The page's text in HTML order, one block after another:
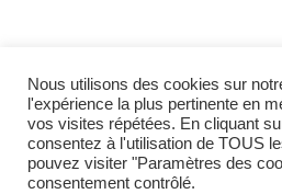
Nous utilisons des cookies sur
l'expérience la plus pertinente en
vos visites répétées. En cliquant
consentez à l'utilisation de TOUS
pouvez visiter "Paramètres des
consentement contrôlé.